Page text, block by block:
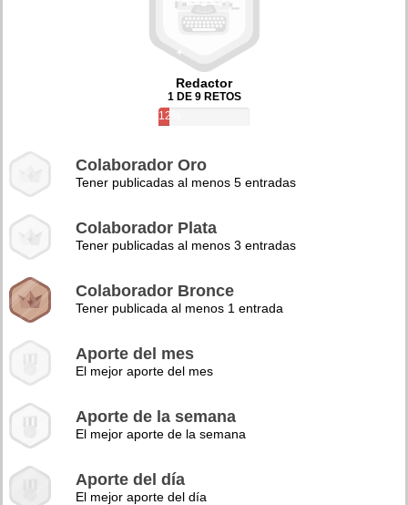
Redactor
1 DE 9 RETOS
12%
Colaborador Oro
Tener publicadas al menos 5 entradas
Colaborador Plata
Tener publicadas al menos 3 entradas
Colaborador Bronce
Tener publicada al menos 1 entrada
Aporte del mes
El mejor aporte del mes
Aporte de la semana
El mejor aporte de la semana
Aporte del día
El mejor aporte del día